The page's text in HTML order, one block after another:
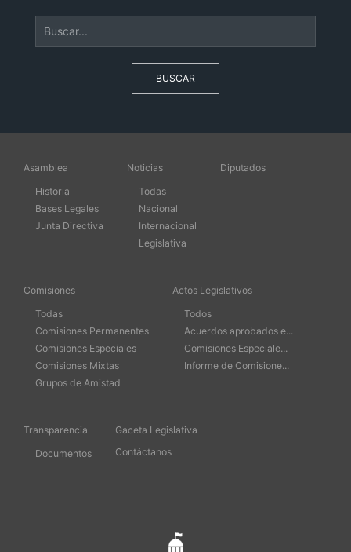
BUSCAR
Asamblea
Historia
Bases Legales
Junta Directiva
Noticias
Todas
Nacional
Internacional
Legislativa
Diputados
Comisiones
Todas
Comisiones Permanentes
Comisiones Especiales
Comisiones Mixtas
Grupos de Amistad
Actos Legislativos
Todos
Acuerdos aprobados e...
Comisiones Especiale...
Informe de Comisione...
Transparencia
Documentos
Gaceta Legislativa
Contáctanos